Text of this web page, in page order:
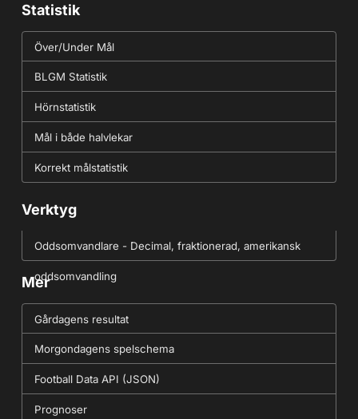
Statistik
Över/Under Mål
BLGM Statistik
Hörnstatistik
Mål i både halvlekar
Korrekt målstatistik
Verktyg
Oddsomvandlare - Decimal, fraktionerad, amerikansk
oddsomvandling
Mer
Gårdagens resultat
Morgondagens spelschema
Football Data API (JSON)
Prognoser